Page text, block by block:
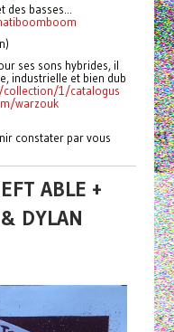
des basses...
ses sons hybrides, il
industrielle et bien dub
collection/1/catalogus
warzouk
constater par vous
ABLE +
DYLAN